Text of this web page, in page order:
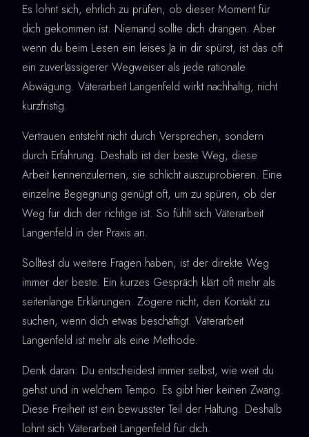
Es lohnt sich, ehrlich zu prüfen, ob dieser Moment für
dich gekommen ist. Niemand sollte dich drängen. Aber
wenn du beim Lesen ein leises Ja in dir spürst, ist das oft
ein zuverlässigerer Wegweiser als jede rationale
Abwägung. Väterarbeit Langenfeld wirkt nachhaltig, nicht
kurzfristig.
Vertrauen entsteht nicht durch Versprechen, sondern
durch Erfahrung. Deshalb ist der beste Weg, diese
Arbeit kennenzulernen, sie schlicht auszuprobieren. Eine
einzelne Begegnung genügt oft, um zu spüren, ob der
Weg für dich der richtige ist. So fühlt sich Väterarbeit
Langenfeld in der Praxis an.
Solltest du weitere Fragen haben, ist der direkte Weg
immer der beste. Ein kurzes Gespräch klärt oft mehr als
seitenlange Erklärungen. Zögere nicht, den Kontakt zu
suchen, wenn dich etwas beschäftigt. Väterarbeit
Langenfeld ist mehr als eine Methode.
Denk daran: Du entscheidest immer selbst, wie weit du
gehst und in welchem Tempo. Es gibt hier keinen Zwang.
Diese Freiheit ist ein bewusster Teil der Haltung. Deshalb
lohnt sich Väterarbeit Langenfeld für dich.